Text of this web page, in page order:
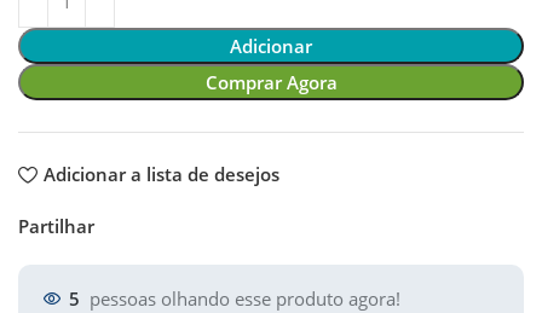
Adicionar
Comprar Agora
Adicionar a lista de desejos
Partilhar
5 pessoas olhando esse produto agora!